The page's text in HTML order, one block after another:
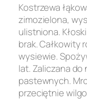
Kostrzewa
zimozielona,
ulistniona.
brak. Całkowity
wysiewie.
lat. Zaliczana
pastewnych.
przeciętnie